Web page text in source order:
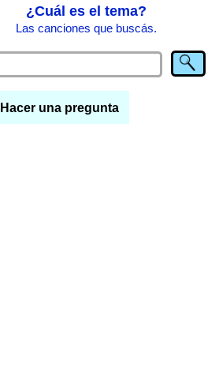
¿Cuál es el tema?
Las canciones que buscás.
Hacer una pregunta